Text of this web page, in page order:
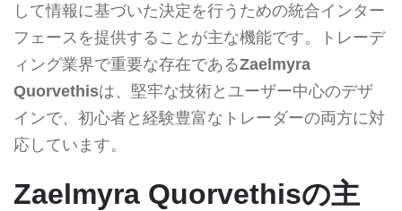
して情報に基づいた決定を行うための統合インター
フェースを提供することが主な機能です。トレーデ
ィング業界で重要な存在であるZaelmyra
Quorvethisは、堅牢な技術とユーザー中心のデザ
インで、初心者と経験豊富なトレーダーの両方に対
応しています。
Zaelmyra Quorvethisの主